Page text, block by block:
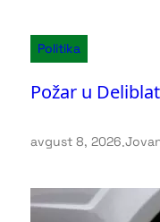
Politika
Požar u
avgust 8, 2026.